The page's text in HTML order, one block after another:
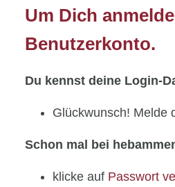
Um Dich
Benutzerkonto.
Du kennst deine Login-
Glückwunsch! Melde
Schon mal bei
klicke auf Passwort